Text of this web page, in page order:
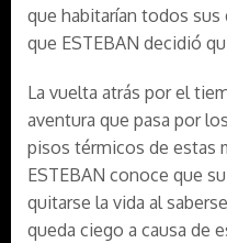
que habitarían todos
que ESTEBAN decidió
La vuelta atrás por el
aventura que pasa por
pisos térmicos de estas
ESTEBAN conoce que
quitarse la vida al
queda ciego a causa de